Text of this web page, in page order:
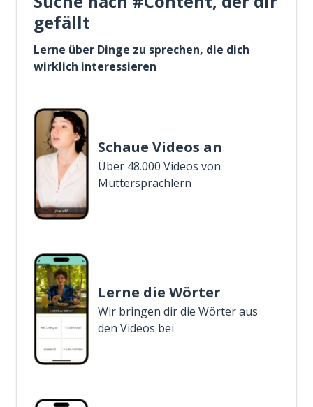
gefällt
Lerne über Dinge zu sprechen, die dich
wirklich interessieren
Schaue Videos an
Über 48.000 Videos von
Muttersprachlern
Lerne die Wörter
Wir bringen dir die Wörter aus
den Videos bei